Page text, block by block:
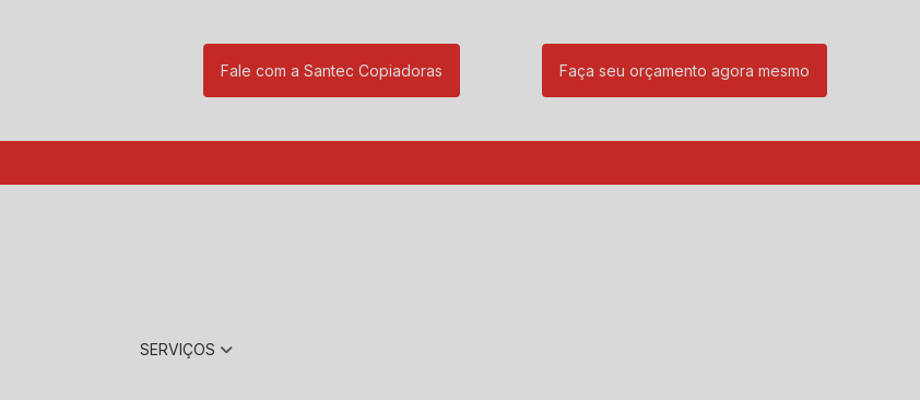
Fale com a Santec Copiadoras Faça seu orçamento agora mesmo
SERVIÇOS